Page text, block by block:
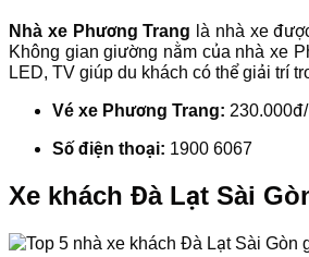
Nhà xe Phương Trang là nhà xe
Không gian giường nằm của nhà xe
LED, TV giúp du khách có thể giải trí
Vé xe Phương Trang:
Số điện thoại: 1900 6067
Xe khách Đà Lạt Sài